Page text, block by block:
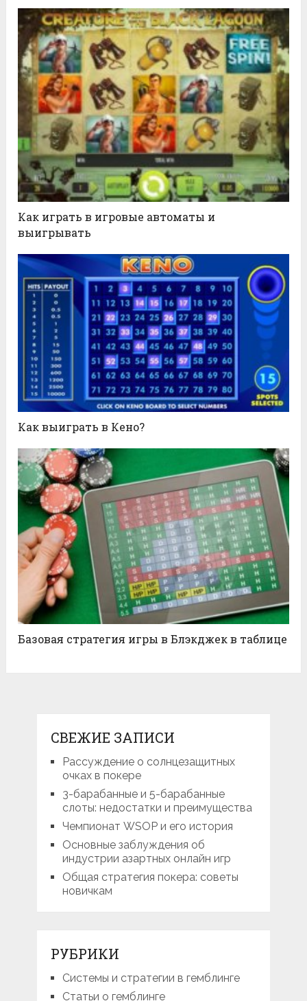
Как играть в игровые автоматы и
выигрывать
Как выиграть в Кено?
Базовая стратегия игры в Блэкджек в таблице
СВЕЖИЕ ЗАПИСИ
Рассуждение о солнцезащитных
очках в покере
3-барабанные и 5-барабанные
слоты: недостатки и преимущества
Чемпионат WSOP и его история
Основные заблуждения об
индустрии азартных онлайн игр
Общая стратегия покера: советы
новичкам
РУБРИКИ
Системы и стратегии в гемблинге
Статьи о гемблинге